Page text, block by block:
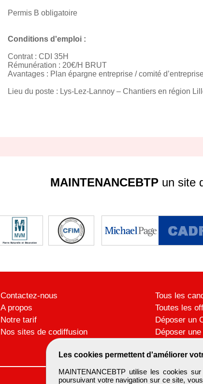
Permis B obligatoire
Conditions d'emploi :
Contrat : CDI 35H
Rémunération : 20€/H BRUT
Avantages : Plan épargne entreprise / comité
Lieu du poste : Lys-Lez-Lannoy – Chantiers en région
Les cookies permettent d'améliorer
MAINTENANCEBTP utilise les cookies
poursuivant votre navigation sur ce site,
MAINTENANCEBTPun site
Contactez-nous
A propos
Notre tarif
Nos sites de codiffusion
Tous les
Toutes les
Déposer un
Déposer